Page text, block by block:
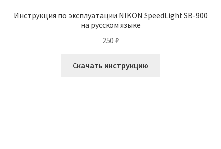
Инструкция по эксплуатации NIKON SpeedLight SB-900
на русском языке
250 ₽
Скачать инструкцию